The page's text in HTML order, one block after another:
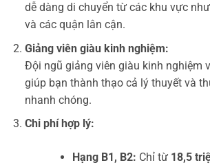
dễ dàng di chuyển từ các khu vực
và các quận lân cận.
Giảng viên giàu kinh nghiệm:
Đội ngũ giảng viên giàu kinh nghiệm
giúp bạn thành thạo cả lý thuyết và
nhanh chóng.
Chi phí hợp lý:
Hạng B1, B2: Chỉ từ 18,5